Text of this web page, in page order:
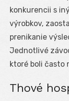
konkurencii s
výrobkov,
prenikanie
Jednotlivé
ktoré boli často
Thové